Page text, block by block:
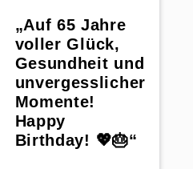
„Auf 65 Jahre
voller Glück,
Gesundheit und
unvergesslicher
Momente!
Happy
Birthday! 💖🎂“